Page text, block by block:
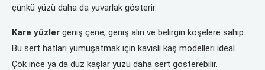
çünkü yüzü daha da yuvarlak gösterir.
Kare yüzler geniş çene, geniş alın ve belirgin köşelere sahip.
Bu sert hatları yumuşatmak için kavisli kaş modelleri ideal.
Çok ince ya da düz kaşlar yüzü daha sert gösterebilir.